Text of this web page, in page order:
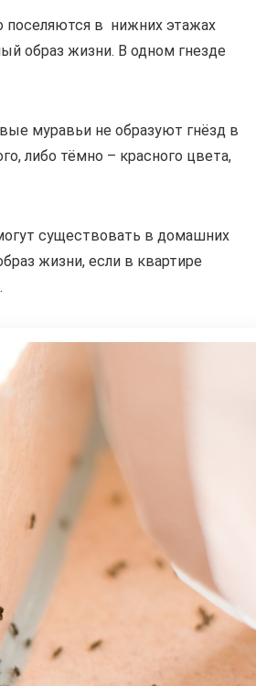
поселяются в нижних этажах
образ жизни. В одном гнезде
муравьи не образуют гнёзд в
либо тёмно – красного цвета,
существовать в домашних
жизни, если в квартире